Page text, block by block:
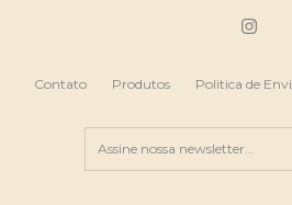
Contato Produtos Politica de